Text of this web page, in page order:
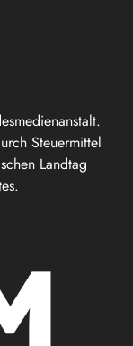
Steuermittel
Landtag